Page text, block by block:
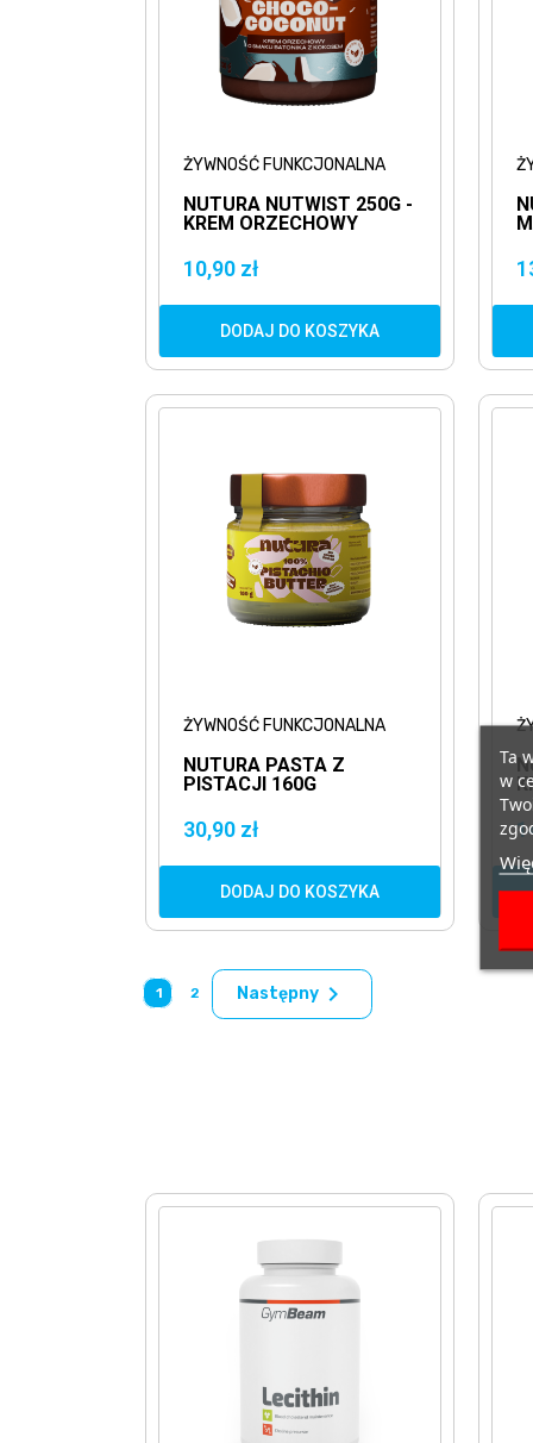
ŻYWNOŚĆ FUNKCJONALNA
NUTURA NUTWIST 250G -
KREM ORZECHOWY
10,90 zł
DODAJ DO KOSZYKA
ŻYWNOŚĆ FUNKCJONALNA
NUTURA PASTA Z
PISTACJI 160G
30,90 zł
DODAJ DO KOSZYKA
1 2 Następny 
Ta
w